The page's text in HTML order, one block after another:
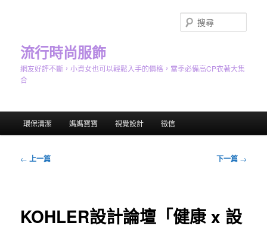
流行時尚服飾
網友好評不斷，小資女也可以輕鬆入手的價格，當季必備高CP衣著大集
合
尋
環保清潔 媽媽寶寶 視覺設計 徵信
文
← 上一篇 下一篇 →
KOHLER設計論壇「健康 x 設